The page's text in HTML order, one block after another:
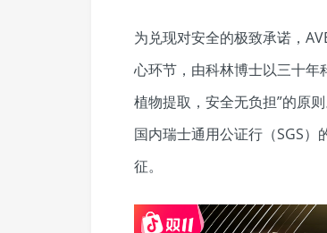
为兑现对安全的极致承诺，
心环节，由科林博士以三十年
植物提取，安全无负担”的原
国内瑞士通用公证行（SGS）
征。